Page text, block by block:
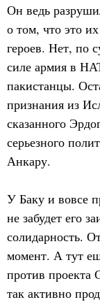
Он ведь
о том, что это
героев. Нет, по
силе армия в
пакистанцы.
признания из
сказанного
серьезного
Анкару.
У Баку и вовсе
не забудет его
солидарность.
момент. А тут
против проекта
так активно